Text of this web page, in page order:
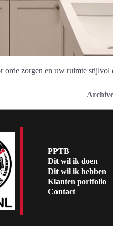
zorgen en uw ruimte
PPTB
Dit wil ik doen
Dit wil ik hebben
Klanten portfolio
Contact